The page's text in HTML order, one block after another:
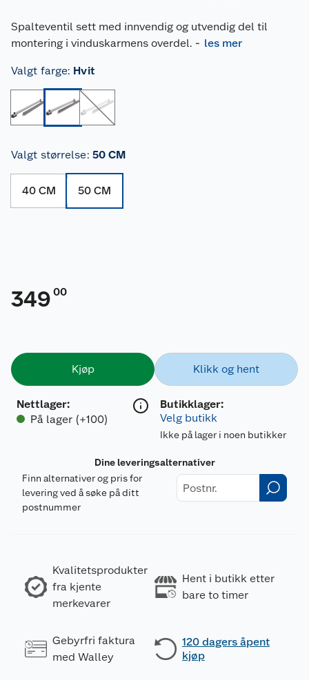
Spalteventil sett med innvendig og utvendig del til
montering i vinduskarmens overdel. - les mer
Valgt farge: Hvit
Valgt størrelse: 50 CM
40 CM 50 CM
349 00
Kjøp
Nettlager:
På lager (+100)
Klikk og hent
Butikklager:
Velg butikk
Ikke på lager i noen butikker
Dine leveringsalternativer
Finn alternativer og pris for
levering ved å søke på ditt
postnummer
Kvalitetsprodukter
fra kjente
merkevarer
Hent i butikk etter
bare to timer
Gebyrfri faktura
med Walley
120 dagers åpent
kjøp